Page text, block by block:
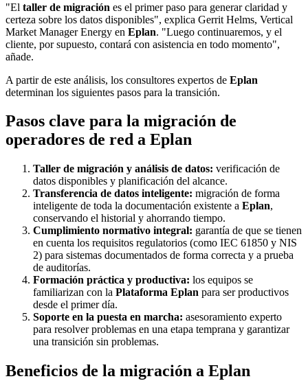
"El taller de migración es el primer paso para generar claridad y
certeza sobre los datos disponibles", explica Gerrit Helms, Vertical
Market Manager Energy en Eplan. "Luego continuaremos, y el
cliente, por supuesto, contará con asistencia en todo momento",
añade.
A partir de este análisis, los consultores expertos de Eplan
determinan los siguientes pasos para la transición.
Pasos clave para la migración de
operadores de red a Eplan
Taller de migración y análisis de datos: verificación de
datos disponibles y planificación del alcance.
Transferencia de datos inteligente: migración de forma
inteligente de toda la documentación existente a Eplan,
conservando el historial y ahorrando tiempo.
Cumplimiento normativo integral: garantía de que se tienen
en cuenta los requisitos regulatorios (como IEC 61850 y NIS
2) para sistemas documentados de forma correcta y a prueba
de auditorías.
Formación práctica y productiva: los equipos se
familiarizan con la Plataforma Eplan para ser productivos
desde el primer día.
Soporte en la puesta en marcha: asesoramiento experto
para resolver problemas en una etapa temprana y garantizar
una transición sin problemas.
Beneficios de la migración a Eplan